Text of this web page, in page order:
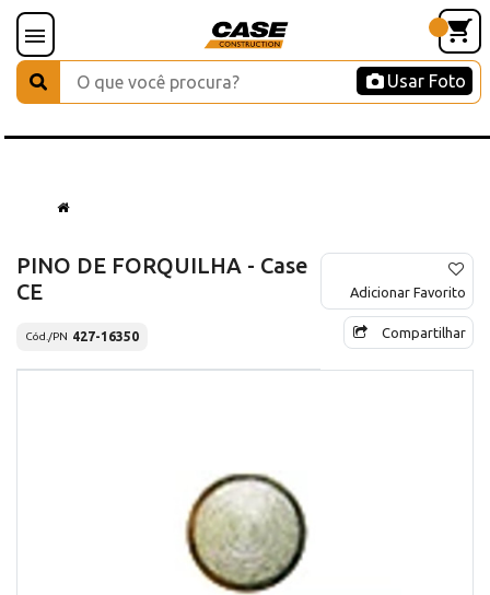
Usar Foto
PINO DE FORQUILHA - Case
CE
Cód./PN 427-16350
Adicionar Favorito
Compartilhar